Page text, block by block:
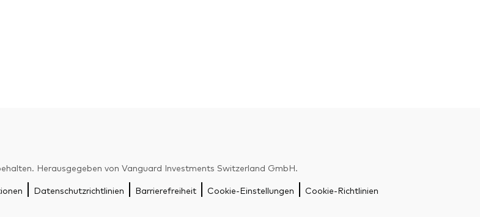
Herausgegeben von Vanguard Investments Switzerland GmbH.
Datenschutzrichtlinien Barrierefreiheit Cookie-Einstellungen Cookie-Richtlinien